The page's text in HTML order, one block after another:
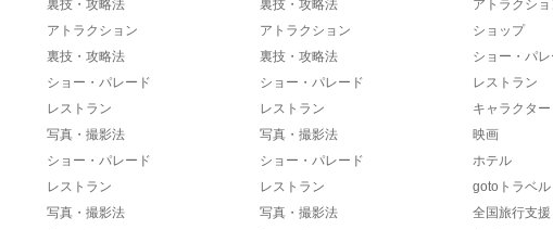
裏技・攻略法
アトラクション
裏技・攻略法
ショー・パレード
レストラン
写真・撮影法
ショー・パレード
レストラン
写真・撮影法
裏技・攻略法
アトラクション
裏技・攻略法
ショー・パレード
レストラン
写真・撮影法
ショー・パレード
レストラン
写真・撮影法
アトラクシ
ショップ
ショー・パ
レストラン
キャラクター
映画
ホテル
gotoトラベル
全国旅行支援